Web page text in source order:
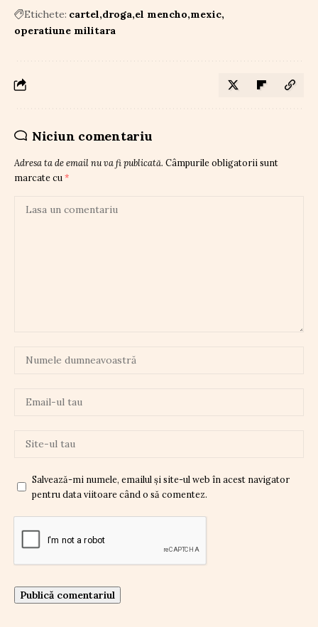
Etichete: cartel droga el mencho mexic
operatiune militara
Niciun comentariu
Adresa ta de email nu va fi publicată. Câmpurile obligatorii sunt
marcate cu *
Salvează-mi numele, emailul și site-ul web în acest navigator
pentru data viitoare când o să comentez.